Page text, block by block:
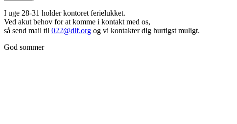
I uge 28-31 holder kontoret ferielukket.
Ved akut behov for at komme i kontakt med os,
så send mail til 022@dlf.org og vi kontakter dig hurtigst muligt.
God sommer